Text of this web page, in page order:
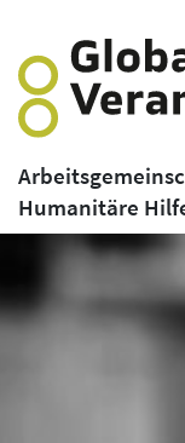
Humanitäre